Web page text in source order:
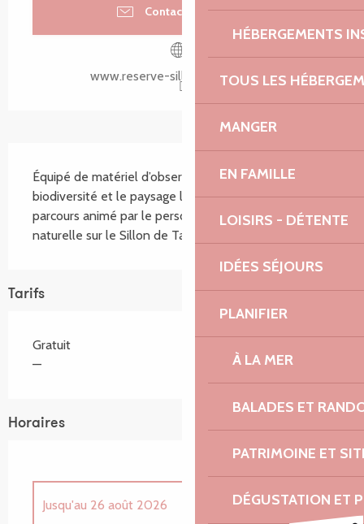
HÉBERGEMENTS
TOUS LES
MANGER
EN FAMILLE
LOISIRS - DÉTENTE
IDÉES SÉJOURS
PLANIFIER
À LA MER
BALADES ET
PATRIMOINE ET
DÉGUSTATION ET
Contacter par email
www.reserve-sillondetalbert.bzh
Équipé de matériel d’observation, découvrez la
biodiversité et le paysage littorale en suivant un petit
parcours animé par le personnel de la Réserve
naturelle sur le Sillon de Talbert.
Tarifs
Gratuit
—
Horaires
Jusqu'au 26 août 2026